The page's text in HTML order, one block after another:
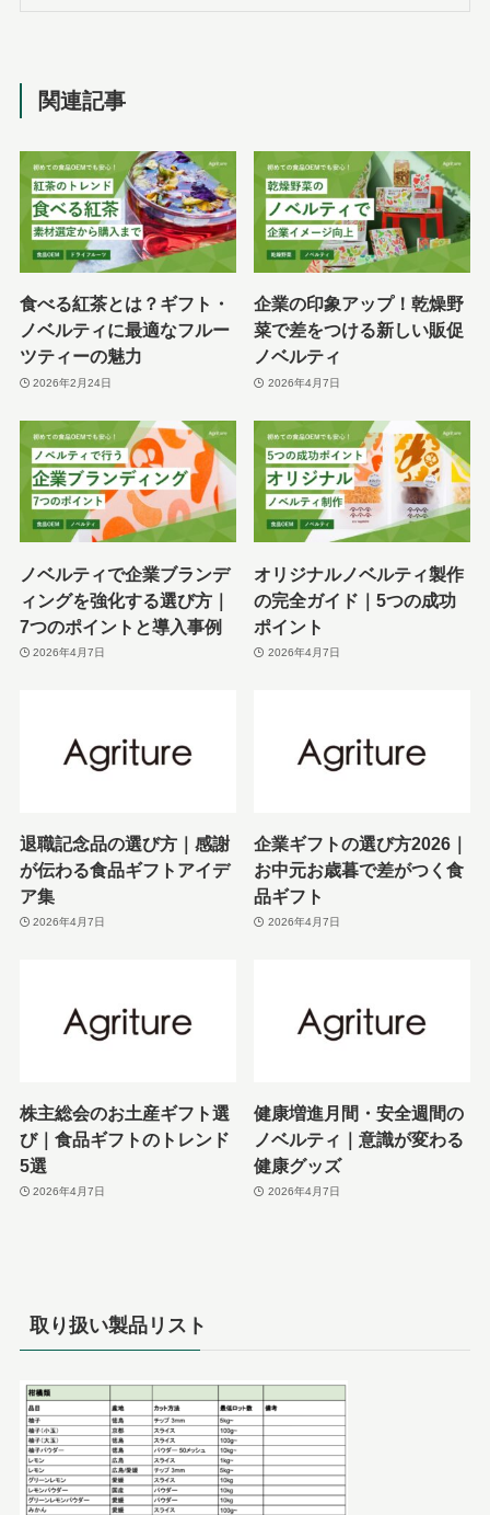
関連記事
食べる紅茶とは？ギフト・
ノベルティに最適なフルー
ツティーの魅力
2026年2月24日
企業の印象アップ！乾燥野
菜で差をつける新しい販促
ノベルティ
2026年4月7日
ノベルティで企業ブランデ
ィングを強化する選び方｜
7つのポイントと導入事例
2026年4月7日
オリジナルノベルティ製作
の完全ガイド｜5つの成功
ポイント
2026年4月7日
退職記念品の選び方｜感謝
が伝わる食品ギフトアイデ
ア集
2026年4月7日
企業ギフトの選び方2026｜
お中元お歳暮で差がつく食
品ギフト
2026年4月7日
株主総会のお土産ギフト選
び｜食品ギフトのトレンド
5選
2026年4月7日
健康増進月間・安全週間の
ノベルティ｜意識が変わる
健康グッズ
2026年4月7日
取り扱い製品リスト